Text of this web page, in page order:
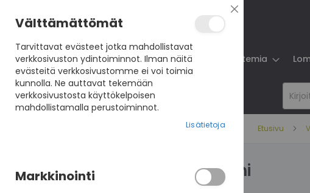
Koulutukset VisioNet VisioAkatemia
Etusivu
Hanhi
Sulje
Välttämättömät
Tarvittavat evästeet jotka mahdollistavat
verkkosivuston ydintoiminnot. Ilman näitä
evästeitä verkkosivustomme ei voi toimia
kunnolla. Ne auttavat tekemään
verkkosivustosta käyttökelpoisen
mahdollistamalla perustoiminnot.
Lisätietoja
Markkinointi